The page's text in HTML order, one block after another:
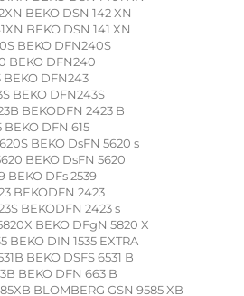
BEKO DSN 142 XN
BEKO DSN 141 XN
BEKO DFN240S
BEKO DFN240
BEKO DFN243
BEKO DFN243S
BEKODFN 2423 B
DFN 615
BEKO DsFN 5620 s
BEKO DsFN 5620
BEKO DFs 2539
BEKODFN 2423
BEKODFN 2423 s
BEKO DFgN 5820 X
BEKO DIN 1535 EXTRA
BEKO DSFS 6531 B
BEKO DFN 663 B
BLOMBERG GSN 9585 XB